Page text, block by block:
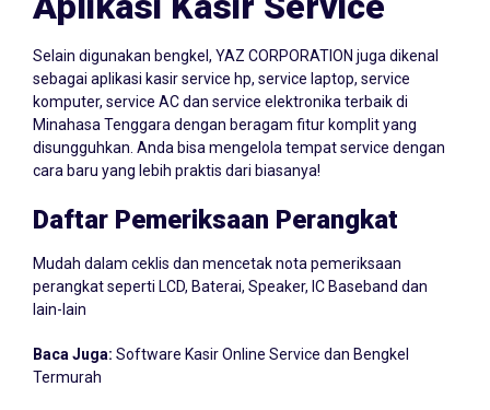
Selain digunakan bengkel, YAZ CORPORATION juga dikenal
sebagai aplikasi kasir service hp, service laptop, service
komputer, service AC dan service elektronika terbaik di
Minahasa Tenggara dengan beragam fitur komplit yang
disungguhkan. Anda bisa mengelola tempat service dengan
cara baru yang lebih praktis dari biasanya!
Daftar Pemeriksaan Perangkat
Mudah dalam ceklis dan mencetak nota pemeriksaan
perangkat seperti LCD, Baterai, Speaker, IC Baseband dan
lain-lain
Baca Juga: Software Kasir Online Service dan Bengkel
Termurah